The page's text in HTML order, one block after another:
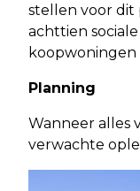
stellen voor dit
achttien
koopwoningen
Planning
Wanneer alles
verwachte